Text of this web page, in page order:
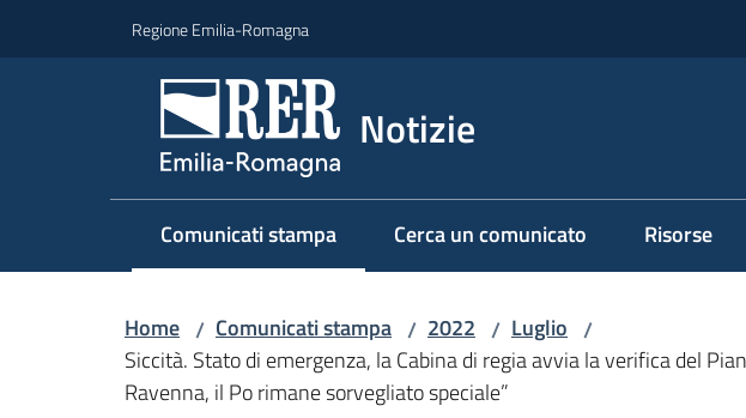
Regione Emilia-Romagna
Notizie
Comunicati stampa
Menu selezionato Cerca un comunicato Risorse
Home / Comunicati stampa / 2022 / Luglio /
Siccità. Stato di emergenza, la Cabina di regia avvia la verifica del
Ravenna, il Po rimane sorvegliato speciale”